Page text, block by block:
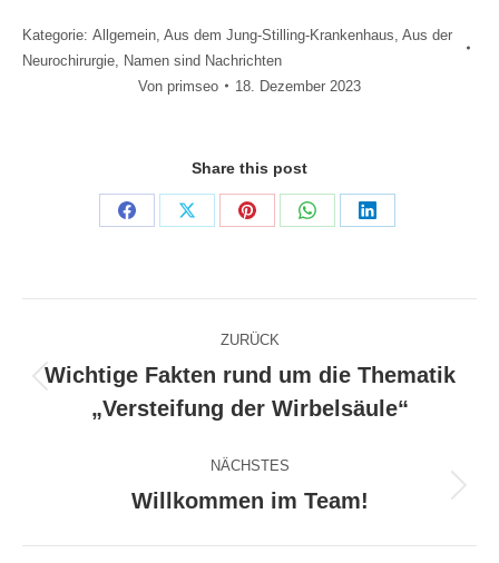
Kategorie: Allgemein Aus dem Jung-Stilling-Krankenhaus Aus der
Neurochirurgie Namen sind Nachrichten
Von primseo 18. Dezember 2023
Share this post
Share
Share
Share
Share
Share
Kommentarnavigation
ZURÜCK
Vorheriger
Beitrag:
Wichtige Fakten rund um die Thematik
„Versteifung der Wirbelsäule“
NÄCHSTES
Nächster
Willkommen im Team!